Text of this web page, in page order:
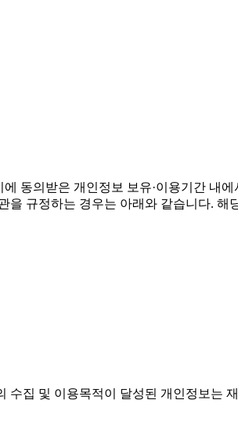
동의받은 개인정보 보유·이용기간 내
규정하는 경우는 아래와 같습니다.
집 및 이용목적이 달성된 개인정보는